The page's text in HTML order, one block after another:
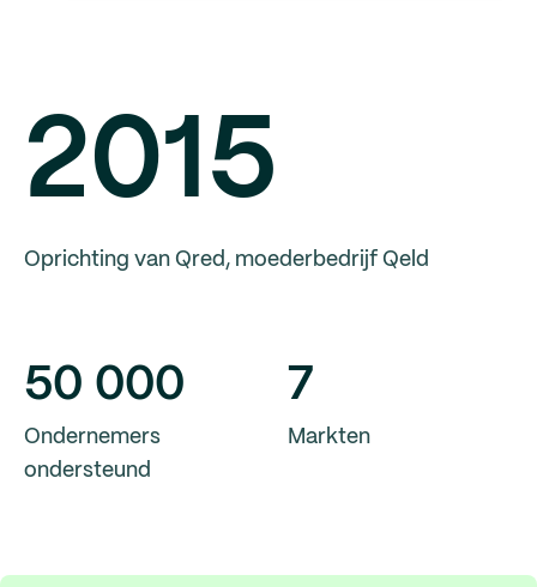
2015
Oprichting van Qred, moederbedrijf Qeld
50 000
Ondernemers
ondersteund
7
Markten